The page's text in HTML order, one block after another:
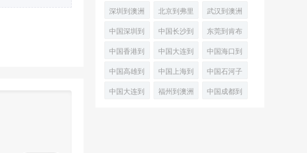
际多式联运
运
皮尔国际空
澳洲林肯港
(PortLinco
澳大利亚霍
巴特国际空
波特兰空运
物流专线
深圳到澳洲
凯恩斯跨境
海空联运
北京到弗里
曼特尔航空
快递
武汉到澳洲
波特兰优先
空运
中国深圳到
澳大利亚堪
培拉班轮运
中国长沙到
珀斯(Perth)
空运专线
东莞到肯布
拉港
(PortKembla)
中国香港到
澳洲德文波
特
中国大连到
澳大利亚布
尼空运物流
中国海口到
兰瑟斯顿经
济空运
中国高雄到
澳大利亚堪
中国上海到
澳大利亚兰
中国石河子
到澳大利亚
中国大连到
福州到澳洲
中国成都到